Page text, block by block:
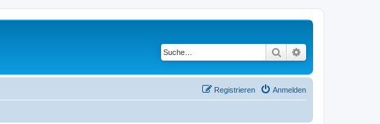
Suche
Anmelden
Registrieren